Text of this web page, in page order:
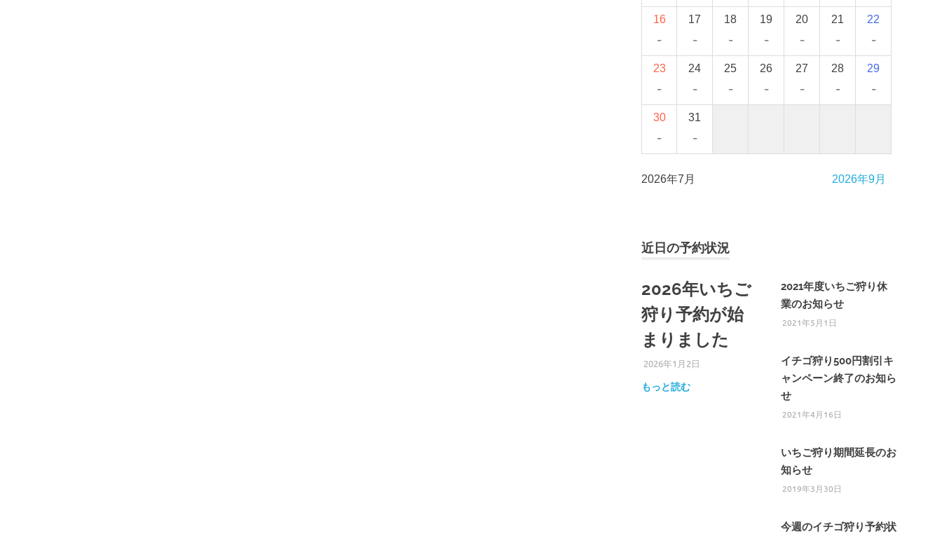
16
-
17
-
18
-
19
-
20
-
21
-
22
-
23
-
24
-
25
-
26
-
27
-
28
-
29
-
30
-
31
-
2026年7月 2026年9月
近日の予約状況
2026年いちご
狩り予約が始
まりました
2026年1月2日 ひろびろ苺ファーム
もっと読む
2021年度いちご狩り休
業のお知らせ
2021年5月1日
イチゴ狩り500円割引キ
ャンペーン終了のお知ら
せ
2021年4月16日
いちご狩り期間延長のお
知らせ
2019年3月30日
今週のイチゴ狩り予約状